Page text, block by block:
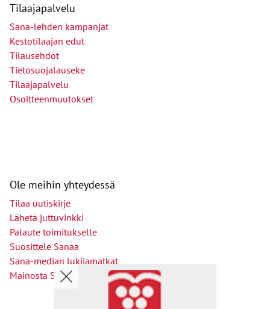
Tilaajapalvelu
Sana-lehden kampanjat
Kestotilaajan edut
Tilausehdot
Tietosuojalauseke
Tilaajapalvelu
Osoitteenmuutokset
Ole meihin yhteydessä
Tilaa uutiskirje
Lähetä juttuvinkki
Palaute toimitukselle
Suosittele Sanaa
Sana-median lukijamatkat
Mainosta Sana-mediassa